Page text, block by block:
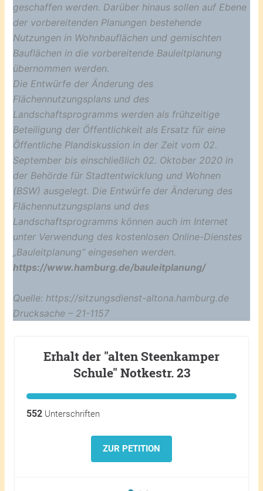
geschaffen werden. Darüber hinaus sollen auf Ebene
der vorbereitenden Planungen bestehende
Nutzungen in Wohnbauflächen und gemischten
Bauflächen in die vorbereitende Bauleitplanung
übernommen werden.
Die Entwürfe der Änderung des
Flächennutzungsplans und des
Landschaftsprogramms werden als frühzeitige
Beteiligung der Öffentlichkeit als Ersatz für eine
Öffentliche Plandiskussion in der Zeit vom 02.
September bis einschließlich 02. Oktober 2020 in
der Behörde für Stadtentwicklung und Wohnen
(BSW) ausgelegt. Die Entwürfe der Änderung des
Flächennutzungsplans und des
Landschaftsprogramms können auch im Internet
unter Verwendung des kostenlosen Online-Dienstes
„Bauleitplanung“ eingesehen werden.
https://www.hamburg.de/bauleitplanung/
Quelle: https://sitzungsdienst-altona.hamburg.de
Drucksache – 21-1157
Erhalt der "alten Steenkamper
Schule" Notkestr. 23
552 Unterschriften
ZUR PETITION